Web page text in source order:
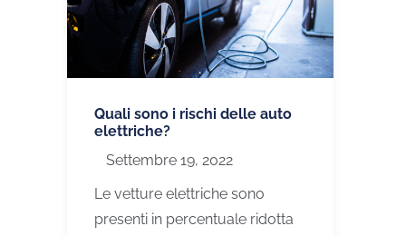
Quali sono i rischi delle auto
elettriche?
Settembre 19, 2022
Le vetture elettriche sono
presenti in percentuale ridotta